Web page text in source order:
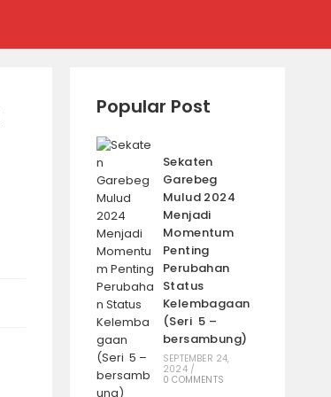
Popular Post
Sekaten
Garebeg
Mulud 2024
Menjadi
Momentum
Penting
Perubahan
Status
Kelembagaan
(Seri 5 –
bersambung)
SEPTEMBER 24,
2024 /
0 COMMENTS